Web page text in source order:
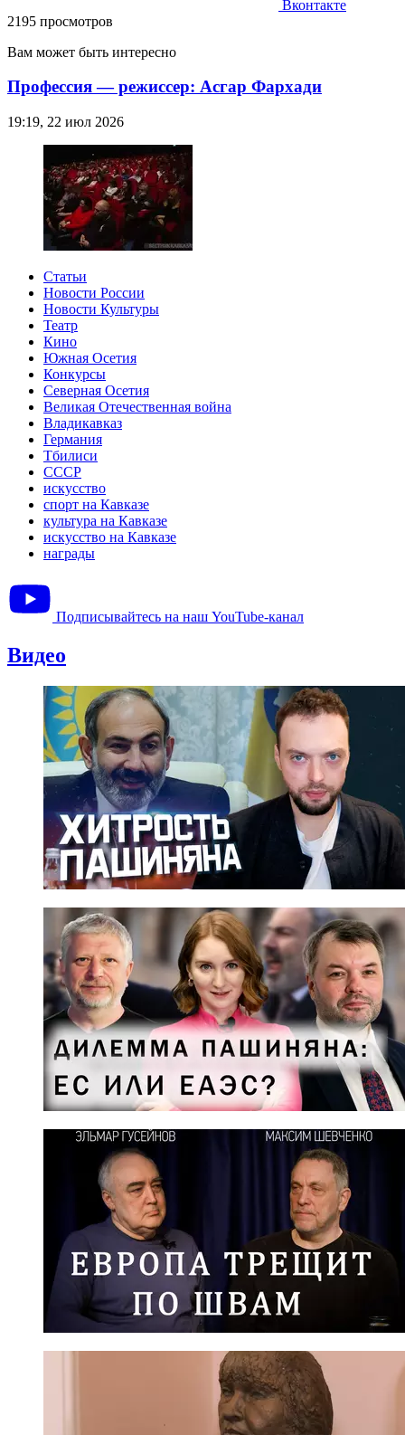
Вконтакте
2195 просмотров
Вам может быть интересно
Профессия — режиссер: Асгар Фархади
19:19, 22 июл 2026
Статьи
Новости России
Новости Культуры
Театр
Кино
Южная Осетия
Конкурсы
Северная Осетия
Великая Отечественная война
Владикавказ
Германия
Тбилиси
СССР
искусство
спорт на Кавказе
культура на Кавказе
искусство на Кавказе
награды
Подписывайтесь на наш YouTube-канал
Видео